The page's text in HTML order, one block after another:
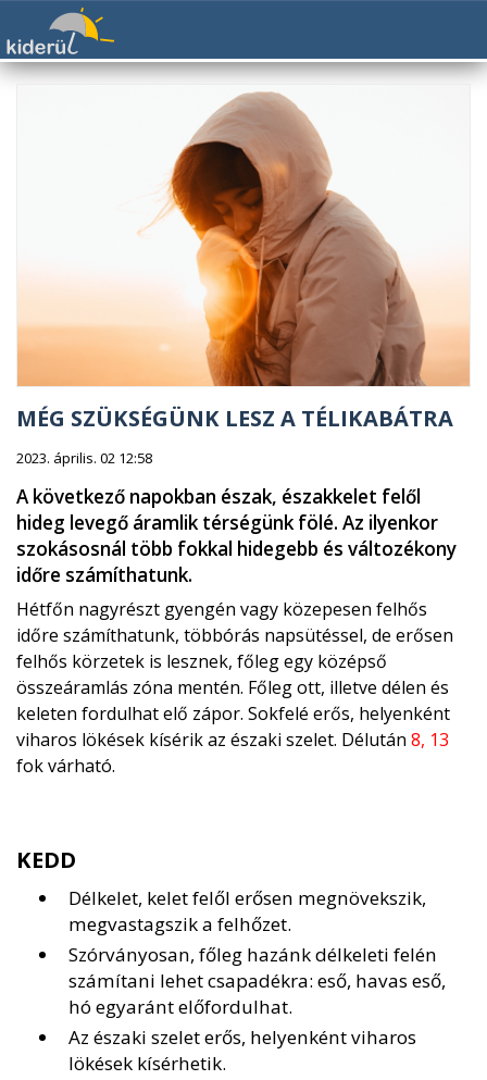
MÉG SZÜKSÉGÜNK LESZ A TÉLIKABÁTRA
2023. április. 02 12:58
A következő napokban észak, északkelet felől
hideg levegő áramlik térségünk fölé. Az ilyenkor
szokásosnál több fokkal hidegebb és változékony
időre számíthatunk.
Hétfőn nagyrészt gyengén vagy közepesen felhős
időre számíthatunk, többórás napsütéssel, de erősen
felhős körzetek is lesznek, főleg egy középső
összeáramlás zóna mentén. Főleg ott, illetve délen és
keleten fordulhat elő zápor. Sokfelé erős, helyenként
viharos lökések kísérik az északi szelet. Délután 8, 13
fok várható.
KEDD
Délkelet, kelet felől erősen megnövekszik,
megvastagszik a felhőzet.
Szórványosan, főleg hazánk délkeleti felén
számítani lehet csapadékra: eső, havas eső,
hó egyaránt előfordulhat.
Az északi szelet erős, helyenként viharos
lökések kísérhetik.